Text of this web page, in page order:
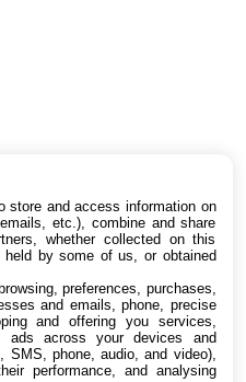
!
store and access information on
etc.), combine and share
whether collected on this
by some of us, or obtained
preferences, purchases,
and emails, phone, precise
and offering you services,
ads across your devices and
phone, audio, and video),
performance, and analysing